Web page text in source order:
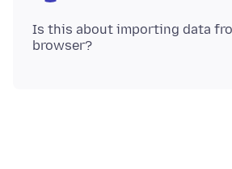
Is this about importing data